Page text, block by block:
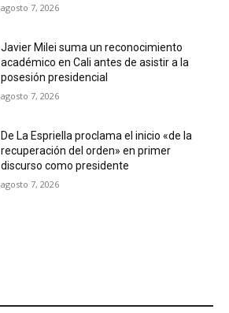
agosto 7, 2026
Javier Milei suma un reconocimiento
académico en Cali antes de asistir a la
posesión presidencial
agosto 7, 2026
De La Espriella proclama el inicio «de la
recuperación del orden» en primer
discurso como presidente
agosto 7, 2026